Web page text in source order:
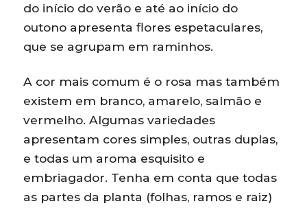
do início do verão e até ao início do
outono apresenta flores espetaculares,
que se agrupam em raminhos.
A cor mais comum é o rosa mas também
existem em branco, amarelo, salmão e
vermelho. Algumas variedades
apresentam cores simples, outras duplas,
e todas um aroma esquisito e
embriagador. Tenha em conta que todas
as partes da planta (folhas, ramos e raiz)